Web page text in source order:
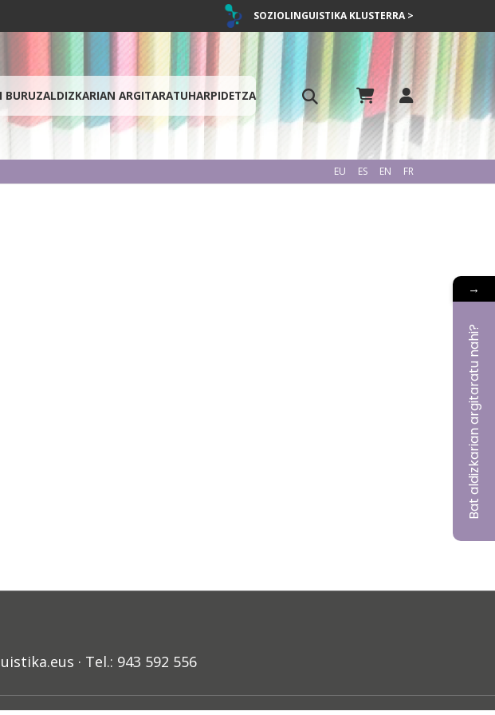
SOZIOLINGUISTIKA KLUSTERRA >
BURUZALDIZKARIAN ARGITARATUHARPIDETZA
EU ES EN FR
· Tel.: 943 592 556
→
Bat aldizkarian argitaratu nahi?